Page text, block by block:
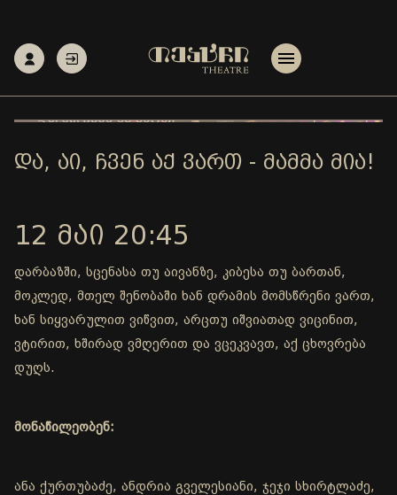
ᲓᲐ, ᲐᲘ, ᲩᲕᲔᲜ ᲐᲥ ᲕᲐᲠᲗ - ᲛᲐᲛᲛᲐ ᲛᲘᲐ!
12 ᲛᲐᲘ 20:45
დარბაზში, სცენასა თუ აივანზე, კიბესა თუ ბართან,
მოკლედ, მთელ შენობაში ხან დრამის მომსწრენი ვართ,
ხან სიყვარულით ვიწვით, არცთუ იშვიათად ვიცინით,
ვტირით, ხშირად ვმღერით და ვცეკვავთ, აქ ცხოვრება
დუღს.
მონაწილეობენ:
ანა ქურთუბაძე, ანდრია გველესიანი, ჯეჯი სხირტლაძე,